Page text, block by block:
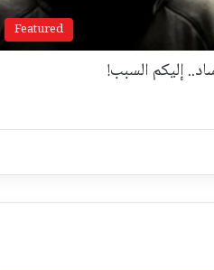
Featured
إليكم السبب!